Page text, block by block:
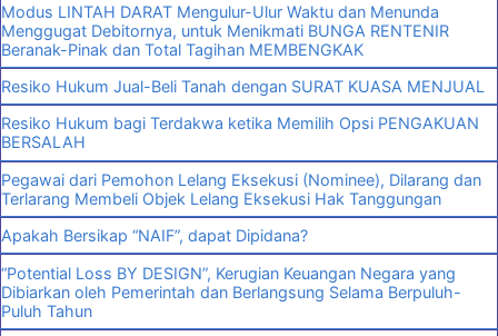
Modus LINTAH DARAT Mengulur-Ulur Waktu dan Menunda
Menggugat Debitornya, untuk Menikmati BUNGA RENTENIR
Beranak-Pinak dan Total Tagihan MEMBENGKAK
Resiko Hukum Jual-Beli Tanah dengan SURAT KUASA MENJUAL
Resiko Hukum bagi Terdakwa ketika Memilih Opsi PENGAKUAN
BERSALAH
Pegawai dari Pemohon Lelang Eksekusi (Nominee), Dilarang dan
Terlarang Membeli Objek Lelang Eksekusi Hak Tanggungan
Apakah Bersikap “NAIF”, dapat Dipidana?
“Potential Loss BY DESIGN”, Kerugian Keuangan Negara yang
Dibiarkan oleh Pemerintah dan Berlangsung Selama Berpuluh-
Puluh Tahun